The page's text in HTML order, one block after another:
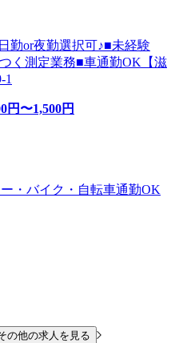
勤or夜勤選択可♪■未経験
く測定業務■車通勤OK【滋
1
円〜1,500円
・バイク・自転車通勤OK
の他の求人を見る